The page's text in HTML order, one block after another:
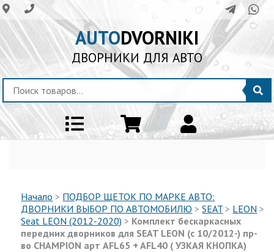
AUTODVORNIKI
ДВОРНИКИ ДЛЯ АВТО
Начало > ПОДБОР ЩЕТОК ПО МАРКЕ АВТО:
ДВОРНИКИ ВЫБОР ПО АВТОМОБИЛЮ >SEAT > LEON >
Seat LEON (2012-2020) > Комплект бескаркасных
передних дворников для SEAT LEON (c 10/2012-) пр-
во CHAMPION арт AFL65 + AFL40 ( УЗКАЯ КНОПКА)